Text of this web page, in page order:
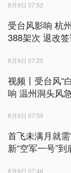
8月9日 07:52
受台风影响 杭
388架次 退改
8月9日 07:20
视频丨受台风“
响 温州洞头风
8月9日 07:59
首飞未满月就
新“空军一号”到
8月9日 07:46